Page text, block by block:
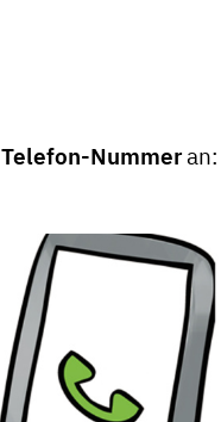
Telefon-Nummeran: